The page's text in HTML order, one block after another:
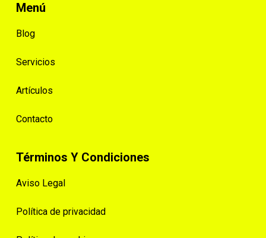
Menú
Blog
Servicios
Artículos
Contacto
Términos Y Condiciones
Aviso Legal
Política de privacidad